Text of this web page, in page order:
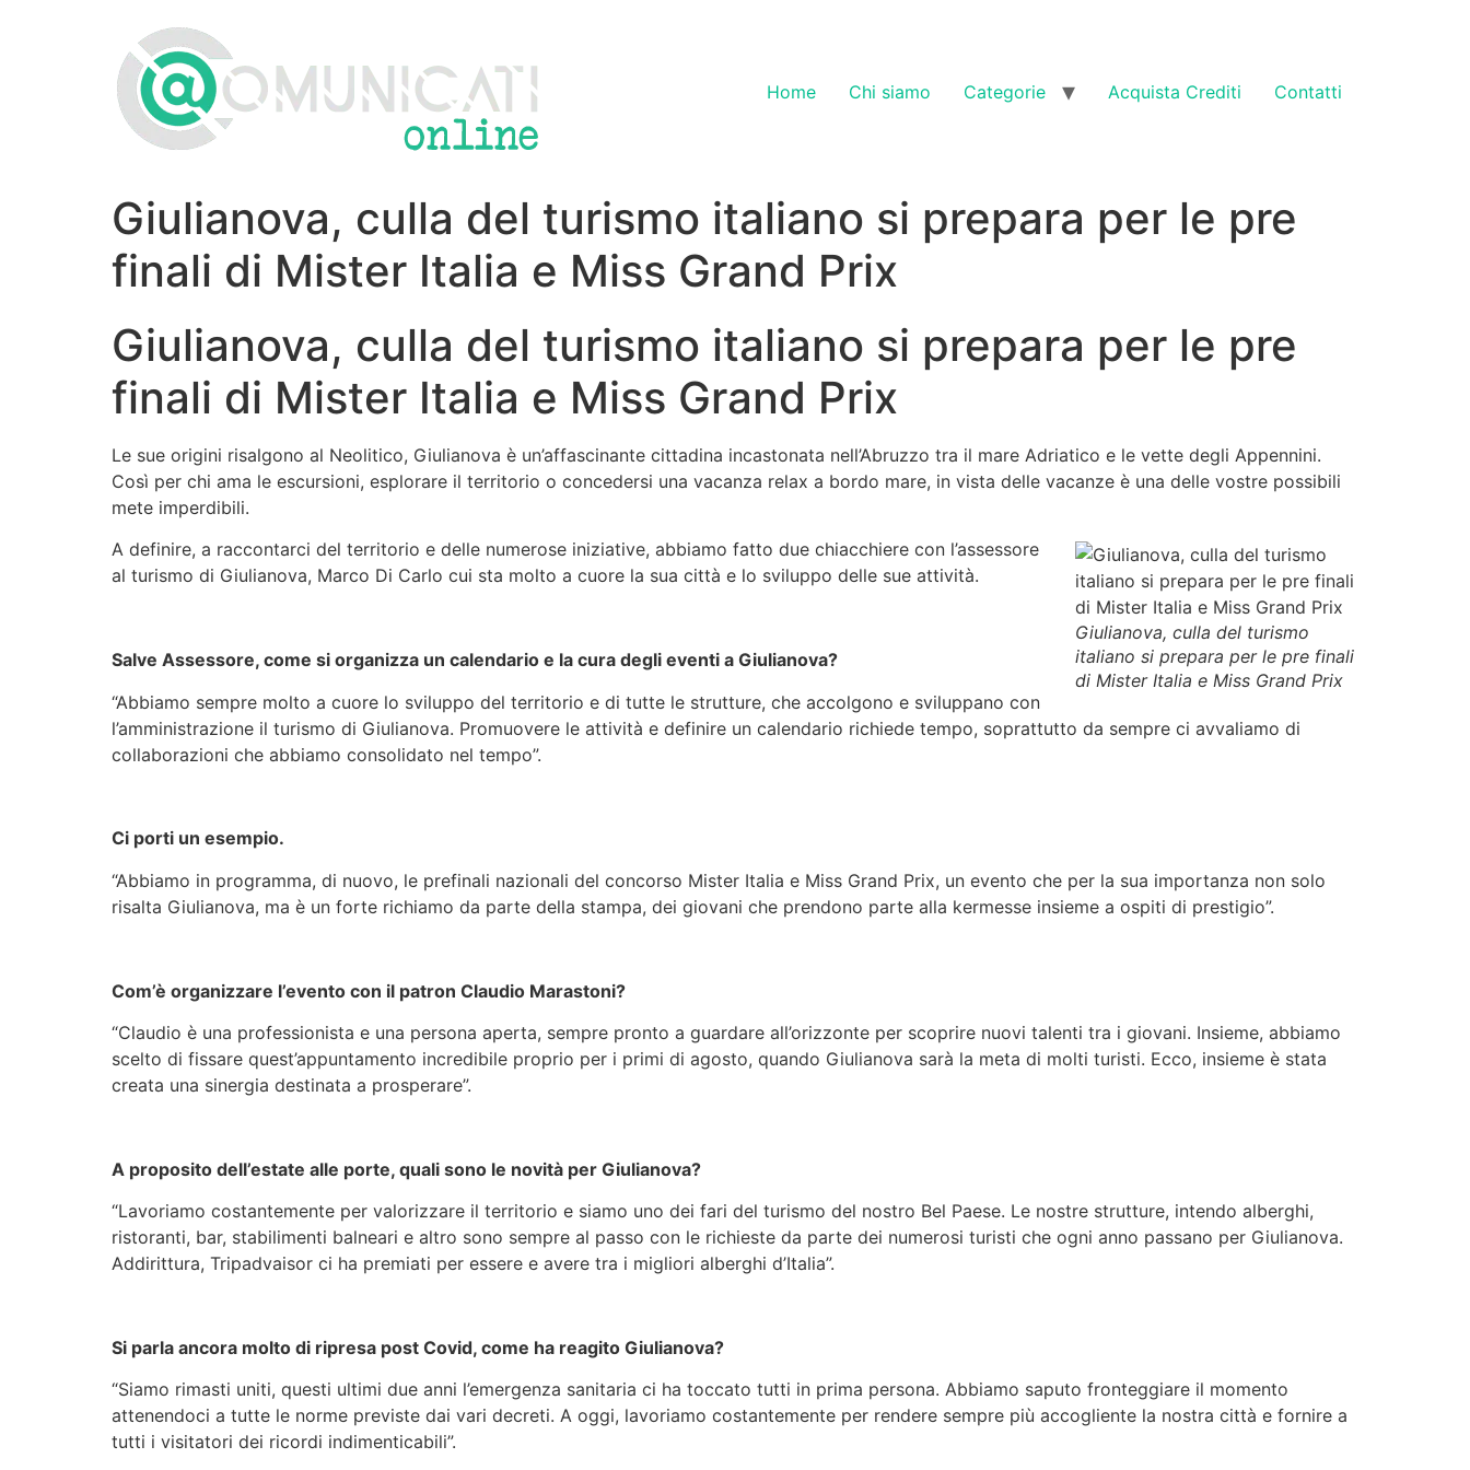
Home
Chi siamo Categorie Acquista Crediti Contatti
Giulianova, culla del turismo italiano si prepara per le pre
finali di Mister Italia e Miss Grand Prix
Giulianova, culla del turismo italiano si prepara per le pre
finali di Mister Italia e Miss Grand Prix
Le sue origini risalgono al Neolitico, Giulianova è un’affascinante cittadina incastonata nell’Abruzzo tra il mare Adriatico e le vette degli Appennini.
Così per chi ama le escursioni, esplorare il territorio o concedersi una vacanza relax a bordo mare, in vista delle vacanze è una delle vostre possibili
mete imperdibili.
Giulianova, culla del turismo
italiano si prepara per le pre finali
di Mister Italia e Miss Grand Prix
A definire, a raccontarci del territorio e delle numerose iniziative, abbiamo fatto due chiacchiere con l’assessore
al turismo di Giulianova, Marco Di Carlo cui sta molto a cuore la sua città e lo sviluppo delle sue attività.
Salve Assessore, come si organizza un calendario e la cura degli eventi a Giulianova?
“Abbiamo sempre molto a cuore lo sviluppo del territorio e di tutte le strutture, che accolgono e sviluppano con
l’amministrazione il turismo di Giulianova. Promuovere le attività e definire un calendario richiede tempo, soprattutto da sempre ci avvaliamo di
collaborazioni che abbiamo consolidato nel tempo”.
Ci porti un esempio.
“Abbiamo in programma, di nuovo, le prefinali nazionali del concorso Mister Italia e Miss Grand Prix, un evento che per la sua importanza non solo
risalta Giulianova, ma è un forte richiamo da parte della stampa, dei giovani che prendono parte alla kermesse insieme a ospiti di prestigio”.
Com’è organizzare l’evento con il patron Claudio Marastoni?
“Claudio è una professionista e una persona aperta, sempre pronto a guardare all’orizzonte per scoprire nuovi talenti tra i giovani. Insieme, abbiamo
scelto di fissare quest’appuntamento incredibile proprio per i primi di agosto, quando Giulianova sarà la meta di molti turisti. Ecco, insieme è stata
creata una sinergia destinata a prosperare”.
A proposito dell’estate alle porte, quali sono le novità per Giulianova?
“Lavoriamo costantemente per valorizzare il territorio e siamo uno dei fari del turismo del nostro Bel Paese. Le nostre strutture, intendo alberghi,
ristoranti, bar, stabilimenti balneari e altro sono sempre al passo con le richieste da parte dei numerosi turisti che ogni anno passano per Giulianova.
Addirittura, Tripadvaisor ci ha premiati per essere e avere tra i migliori alberghi d’Italia”.
Si parla ancora molto di ripresa post Covid, come ha reagito Giulianova?
“Siamo rimasti uniti, questi ultimi due anni l’emergenza sanitaria ci ha toccato tutti in prima persona. Abbiamo saputo fronteggiare il momento
attenendoci a tutte le norme previste dai vari decreti. A oggi, lavoriamo costantemente per rendere sempre più accogliente la nostra città e fornire a
tutti i visitatori dei ricordi indimenticabili”.